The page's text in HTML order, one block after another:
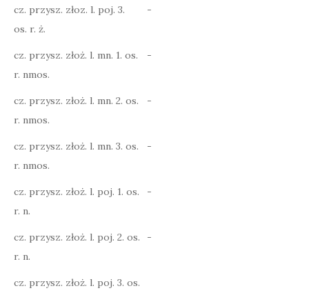
cz. przysz. złoz. l. poj. 3.
os. r. ż.
-
cz. przysz. złoż. l. mn. 1. os.
r. nmos.
-
cz. przysz. złoż. l. mn. 2. os.
r. nmos.
-
cz. przysz. złoż. l. mn. 3. os.
r. nmos.
-
cz. przysz. złoż. l. poj. 1. os.
r. n.
-
cz. przysz. złoż. l. poj. 2. os.
r. n.
-
cz. przysz. złoż. l. poj. 3. os.